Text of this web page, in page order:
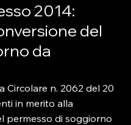
2014:
del
da
Circolare n. 2062 del 20
in merito alla
permesso di soggiorno